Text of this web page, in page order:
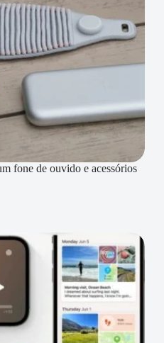
fone de ouvido e acessórios